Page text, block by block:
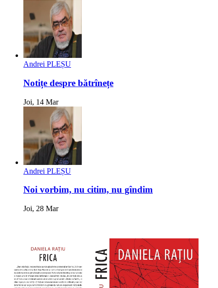
Andrei PLEȘU
Notițe despre bătrînețe
Joi, 14 Mar
Andrei PLEȘU
Noi vorbim, nu citim, nu gîndim
Joi, 28 Mar